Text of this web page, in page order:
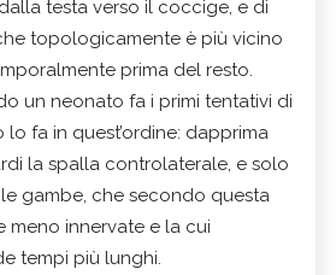
testa verso il coccige, e di
topologicamente è più vicino
prima del resto.
un neonato fa i primi tentativi di
fa in quest’ordine: dapprima
la spalla controlaterale, e solo
gambe, che secondo questa
meno innervate e la cui
tempi più lunghi.